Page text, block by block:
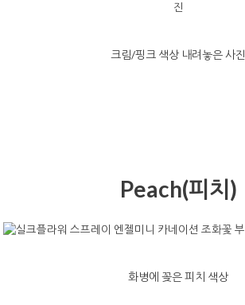
크림/핑크 색상 내려놓은 사진
Peach(피치)
화병에 꽂은 피치 색상